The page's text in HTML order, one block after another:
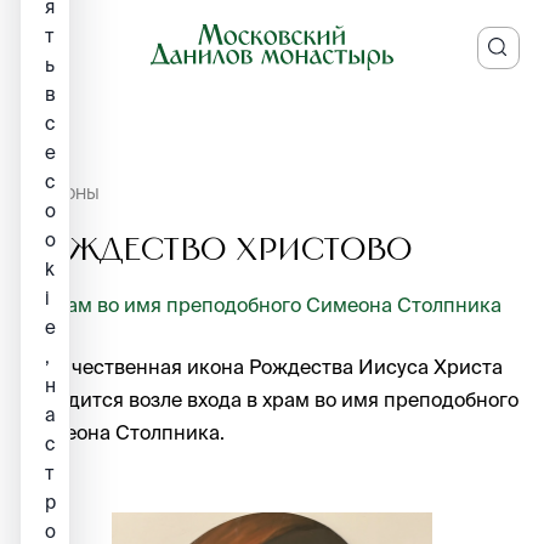
ИКОНЫ
Рождество Христово
Храм во имя преподобного Симеона Столпника
Величественная икона Рождества Иисуса Христа
находится возле входа в храм во имя преподобного
Симеона Столпника.
я
т
ь
в
с
е
c
o
o
k
i
e
,
н
а
с
т
р
о